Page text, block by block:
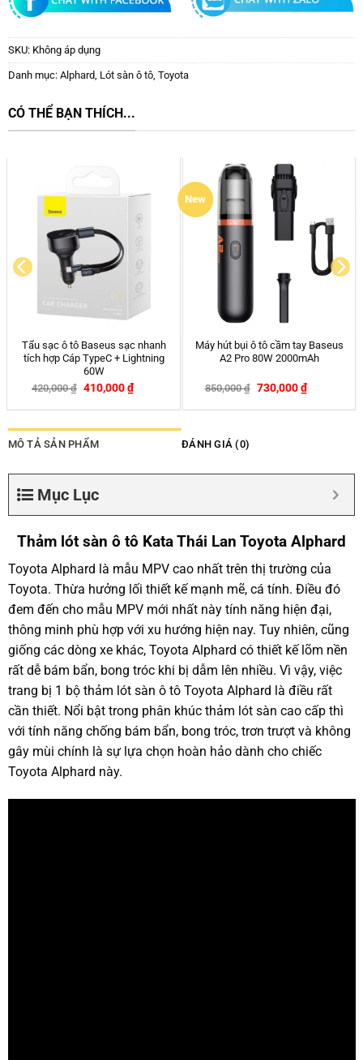
SKU: Không áp dụng
Danh mục: Alphard Lót sàn ô tô, Toyota
CÓ THỂ BẠN THÍCH...
Tượng quan âm để xe ô tô Gỗ
Ngọc Am
879,000₫
Túi đựng đồ trên xe hơi
190,000₫ 169,000₫
MÔ TẢ SẢN PHẨM ĐÁNH GIÁ (0)
Mục Lục
Thảm lót sàn ô tô Kata Thái Lan Toyota Alphard
Toyota Alphard là mẫu MPV cao nhất trên thị trường của
Toyota. Thừa hưởng lối thiết kế mạnh mẽ, cá tính. Điều đó
đem đến cho mẫu MPV mới nhất này tính năng hiện đại,
thông minh phù hợp với xu hướng hiện nay. Tuy nhiên, cũng
giống các dòng xe khác, Toyota Alphard có thiết kế lõm nền
rất dễ bám bẩn, bong tróc khi bị dẫm lên nhiều. Vì vậy, việc
trang bị 1 bộ thảm lót sàn ô tô Toyota Alphard là điều rất
cần thiết. Nổi bật trong phân khúc thảm lót sàn cao cấp thì
với tính năng chống bám bẩn, bong tróc, trơn trượt và không
gây mùi chính là sự lựa chọn hoàn hảo dành cho chiếc
Toyota Alphard này.